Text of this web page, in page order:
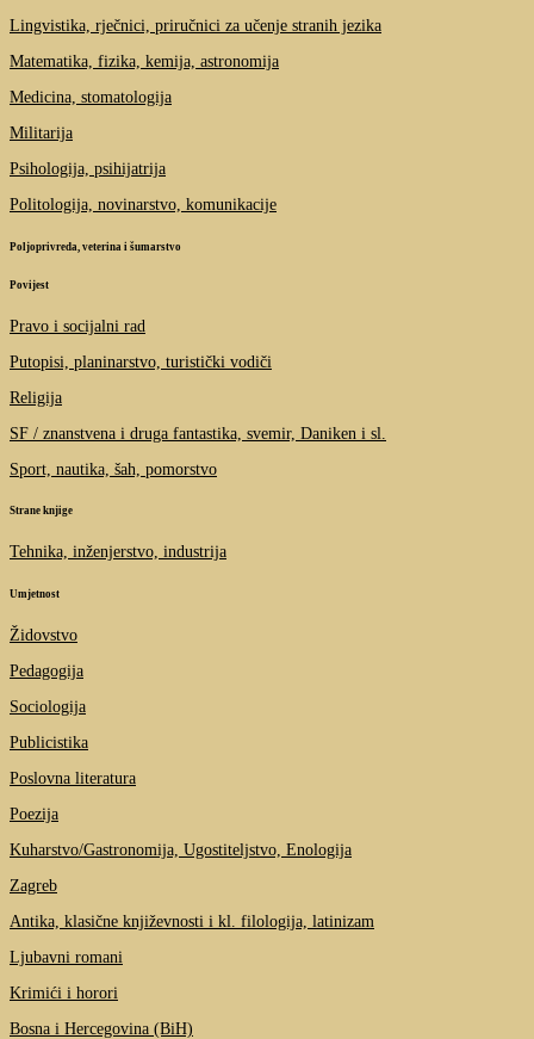
Lingvistika, rječnici, priručnici za učenje stranih jezika
Matematika, fizika, kemija, astronomija
Medicina, stomatologija
Militarija
Psihologija, psihijatrija
Politologija, novinarstvo, komunikacije
Poljoprivreda, veterina i šumarstvo
Povijest
Pravo i socijalni rad
Putopisi, planinarstvo, turistički vodiči
Religija
SF / znanstvena i druga fantastika, svemir, Daniken i sl.
Sport, nautika, šah, pomorstvo
Strane knjige
Tehnika, inženjerstvo, industrija
Umjetnost
Židovstvo
Pedagogija
Sociologija
Publicistika
Poslovna literatura
Poezija
Kuharstvo/Gastronomija, Ugostiteljstvo, Enologija
Zagreb
Antika, klasične književnosti i kl. filologija, latinizam
Ljubavni romani
Krimići i horori
Bosna i Hercegovina (BiH)